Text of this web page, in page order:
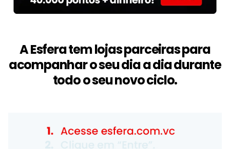
A Esfera tem lojas parceiras para
acompanhar o seu dia a dia durante
todo o seu novo ciclo.